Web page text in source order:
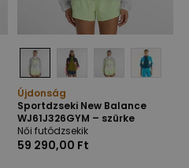
Újdonság
Sportdzseki New Balance
WJ61J326GYM – szürke
Női futódzsekik
59 290,00 Ft